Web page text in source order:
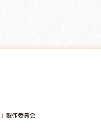
製作委員会